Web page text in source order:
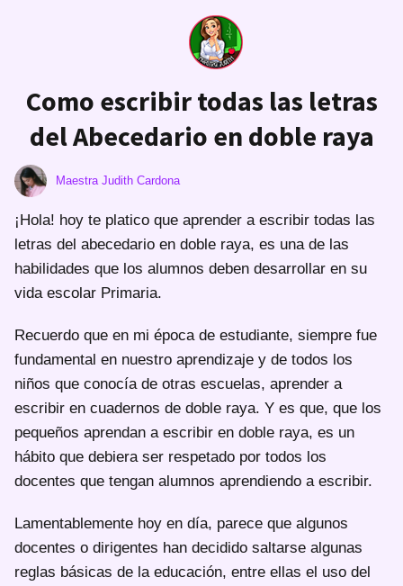
Como escribir todas las letras
del Abecedario en doble raya
Maestra Judith Cardona
¡Hola! hoy te platico que aprender a escribir todas las
letras del abecedario en doble raya, es una de las
habilidades que los alumnos deben desarrollar en su
vida escolar Primaria.
Recuerdo que en mi época de estudiante, siempre fue
fundamental en nuestro aprendizaje y de todos los
niños que conocía de otras escuelas, aprender a
escribir en cuadernos de doble raya. Y es que, que los
pequeños aprendan a escribir en doble raya, es un
hábito que debiera ser respetado por todos los
docentes que tengan alumnos aprendiendo a escribir.
Lamentablemente hoy en día, parece que algunos
docentes o dirigentes han decidido saltarse algunas
reglas básicas de la educación, entre ellas el uso del